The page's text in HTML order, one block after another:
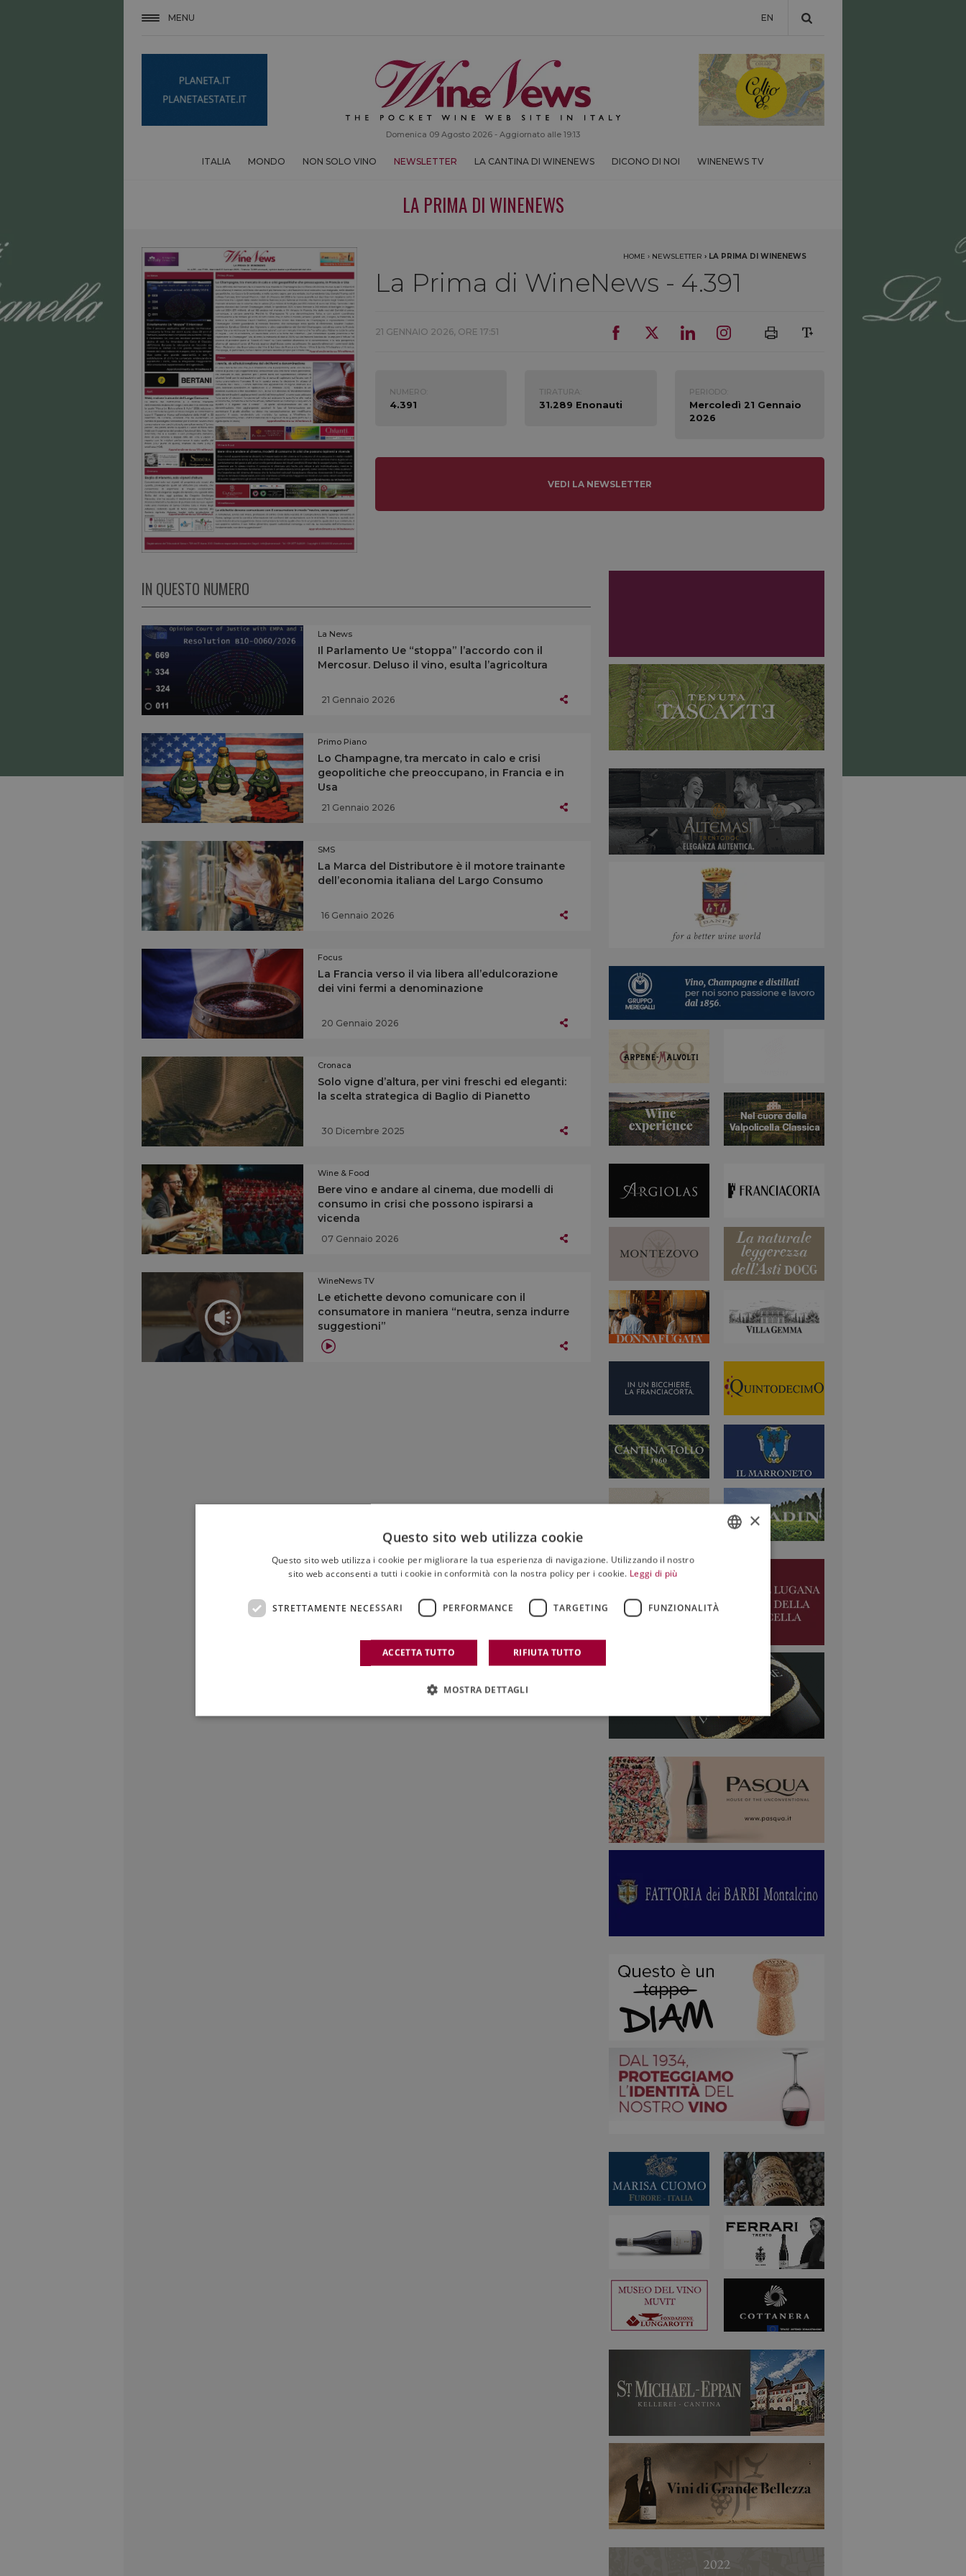
MENU EN
Domenica 09 Agosto 2026 - Aggiornato alle 19:13
ITALIA MONDO NON SOLO VINO NEWSLETTER LA CANTINA DI WINENEWS DICONO DI NOI WINENEWS TV
LA PRIMA DI WINENEWS
HOME › NEWSLETTER › LA PRIMA DI WINENEWS
La Prima di WineNews - 4.391
21 GENNAIO 2026, ORE 17:51
NUMERO:
4.391
TIRATURA:
31.289 Enonauti
PERIODO:
Mercoledì 21 Gennaio
2026
VEDI LA NEWSLETTER
IN QUESTO NUMERO
La News
Il Parlamento Ue “stoppa” l’accordo con il
Mercosur. Deluso il vino, esulta l’agricoltura
21 Gennaio 2026
Primo Piano
Lo Champagne, tra mercato in calo e crisi
geopolitiche che preoccupano, in Francia e in
Usa
21 Gennaio 2026
SMS
La Marca del Distributore è il motore trainante
dell’economia italiana del Largo Consumo
16 Gennaio 2026
Focus
La Francia verso il via libera all’edulcorazione
dei vini fermi a denominazione
20 Gennaio 2026
Cronaca
Solo vigne d’altura, per vini freschi ed eleganti:
la scelta strategica di Baglio di Pianetto
30 Dicembre 2025
Wine & Food
Bere vino e andare al cinema, due modelli di
consumo in crisi che possono ispirarsi a
vicenda
07 Gennaio 2026
WineNews TV
Le etichette devono comunicare con il
consumatore in maniera “neutra, senza indurre
suggestioni”
×
Questo sito web utilizza cookie
Questo sito web utilizza i cookie per migliorare la tua esperienza di navigazione. Utilizzando il nostro
sito web acconsenti a tutti i cookie in conformità con la nostra policy per i cookie. Leggi di più
STRETTAMENTE NECESSARI PERFORMANCE TARGETING FUNZIONALITÀ
ACCETTA TUTTO RIFIUTA TUTTO
MOSTRA DETTAGLI